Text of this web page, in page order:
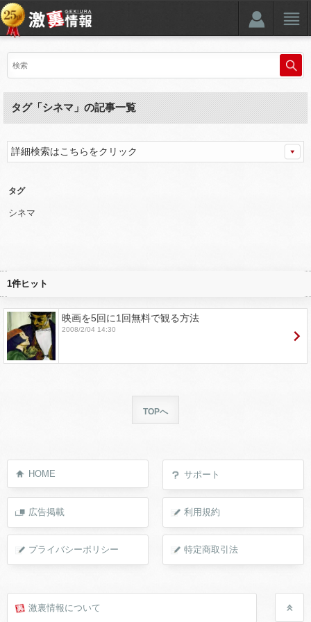
タグ「シネマ」の記事一覧
詳細検索はこちらをクリック
タグ
シネマ
1件ヒット
映画を5回に1回無料で観る方法
2008/2/04 14:30
TOPへ
HOME サポート
広告掲載 利用規約
プライバシーポリシー 特定商取引法
激裏情報について